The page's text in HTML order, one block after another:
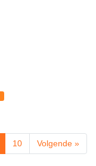
10 Volgende »